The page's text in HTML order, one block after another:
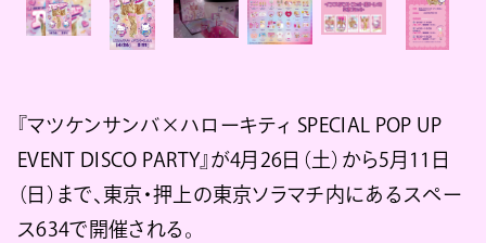
『マツケンサンバ×ハローキティ SPECIAL POP UP
EVENT DISCO PARTY』が4月26日（土）から5月11日
（日）まで、東京・押上の東京ソラマチ内にあるスペー
ス634で開催される。